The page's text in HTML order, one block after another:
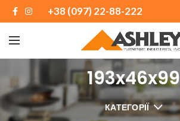
+38 (097) 22-88-222
193x46x99
КАТЕГОРІЇ